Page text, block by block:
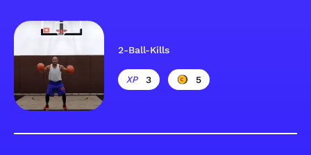
2-Ball-Kills
3 5